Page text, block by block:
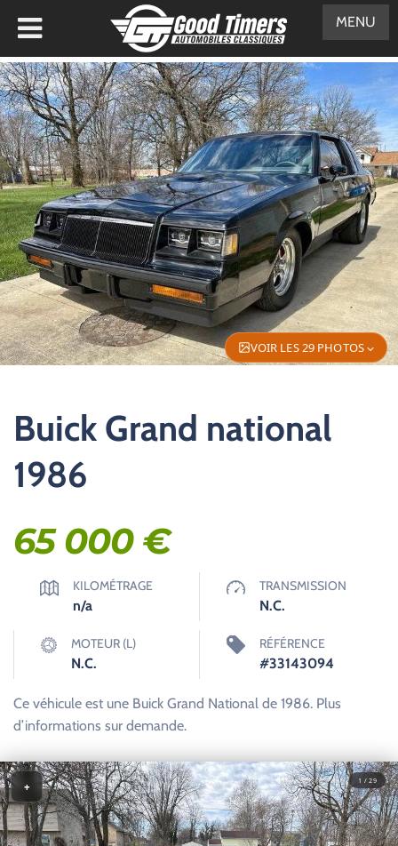
VOIR LES 29 PHOTOS
Buick Grand national
1986
65 000€
KILOMÉTRAGE
n/a
TRANSMISSION
N.C.
MOTEUR (L)
N.C.
RÉFÉRENCE
#33143094
Ce véhicule est une Buick Grand National de 1986. Plus
d’informations sur demande.
1 / 29
+
MENU